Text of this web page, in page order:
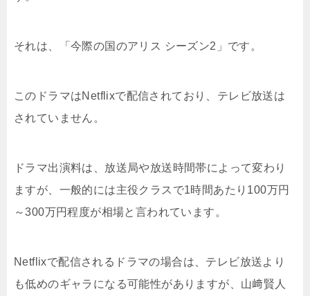
それは、「今際の国のアリス シーズン2」です。
このドラマはNetflixで配信されており、テレビ放送は
されていません。
ドラマ出演料は、放送局や放送時間帯によって変わり
ますが、一般的には主役クラスで1時間あたり100万円
～300万円程度が相場と言われています。
Netflixで配信されるドラマの場合は、テレビ放送より
も低めのギャラになる可能性がありますが、山﨑賢人